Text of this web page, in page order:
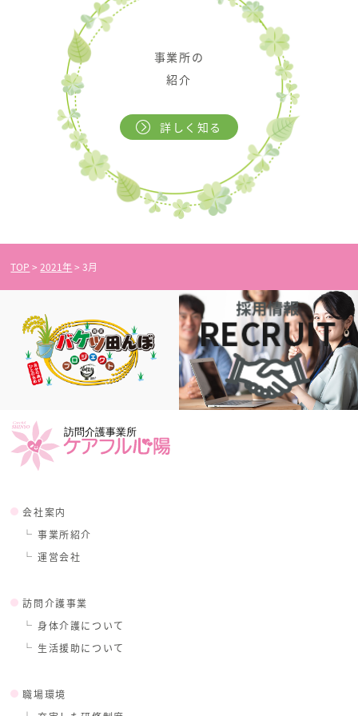
事業所の
紹介
詳しく知る
TOP >2021年>3月
会社案内
事業所紹介
運営会社
訪問介護事業
身体介護について
生活援助について
職場環境